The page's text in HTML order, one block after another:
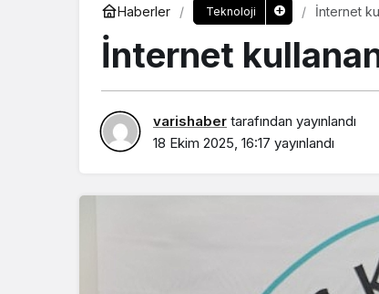
Haberler Teknoloji İnternet
İnternet
varishaber tarafından yayınlandı
18 Ekim 2025, 16:17 yayınlandı